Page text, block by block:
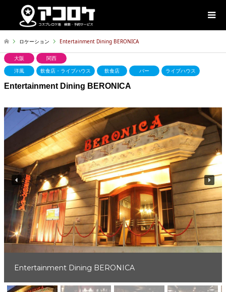
ロケーション Entertainment Dining BERONICA
大阪
関西
洋風
飲食店・ライブハウス 飲食店 バー ライブハウス
Entertainment Dining BERONICA
Entertainment Dining BERONICA